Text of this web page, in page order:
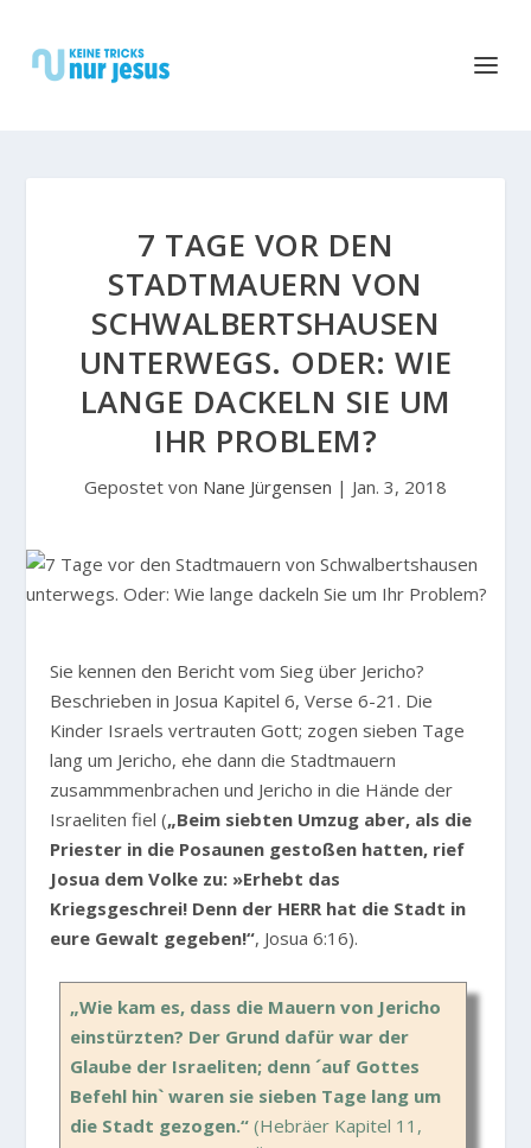
7 TAGE VOR DEN
STADTMAUERN VON
SCHWALBERTSHAUSEN
UNTERWEGS. ODER: WIE
LANGE DACKELN SIE UM
IHR PROBLEM?
Gepostet von Nane Jürgensen | Jan. 3, 2018
Sie kennen den Bericht vom Sieg über Jericho?
Beschrieben in Josua Kapitel 6, Verse 6-21. Die
Kinder Israels vertrauten Gott; zogen sieben Tage
lang um Jericho, ehe dann die Stadtmauern
zusammmenbrachen und Jericho in die Hände der
Israeliten fiel („Beim siebten Umzug aber, als die
Priester in die Posaunen gestoßen hatten, rief
Josua dem Volke zu: »Erhebt das
Kriegsgeschrei! Denn der HERR hat die Stadt in
eure Gewalt gegeben!“, Josua 6:16).
„Wie kam es, dass die Mauern von Jericho
einstürzten? Der Grund dafür war der
Glaube der Israeliten; denn ´auf Gottes
Befehl hin` waren sie sieben Tage lang um
die Stadt gezogen.“(Hebräer Kapitel 11,